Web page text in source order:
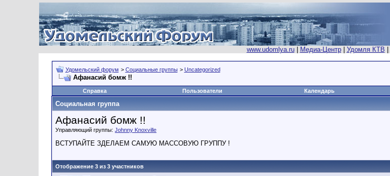
www.udomlya.ru| Медиа-Центр| Удомля КТВ
Удомельский форум > Социальные группы > Uncategorized
Афанасий бомж !!
Справка
Пользователи Календарь
Социальная группа
Афанасий бомж !!
Управляющий группы:Johnny Knoxville
ВСТУПАЙТЕ ЗДЕЛАЕМ САМУЮ МАССОВУЮ ГРУППУ !
Отображение 3 из 3 участников